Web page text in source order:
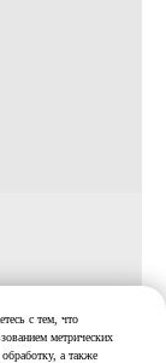
с тем, что
метрических
а также